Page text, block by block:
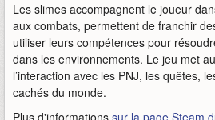
Les slimes accompagnent le joueur
aux combats, permettent de franchir
utiliser leurs compétences pour
dans les environnements. Le jeu met
l’interaction avec les PNJ, les quêtes,
cachés du monde.